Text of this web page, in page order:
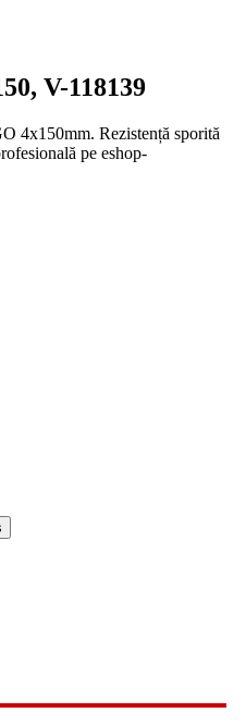
V-118139
4x150mm. Rezistență sporită
pe eshop-